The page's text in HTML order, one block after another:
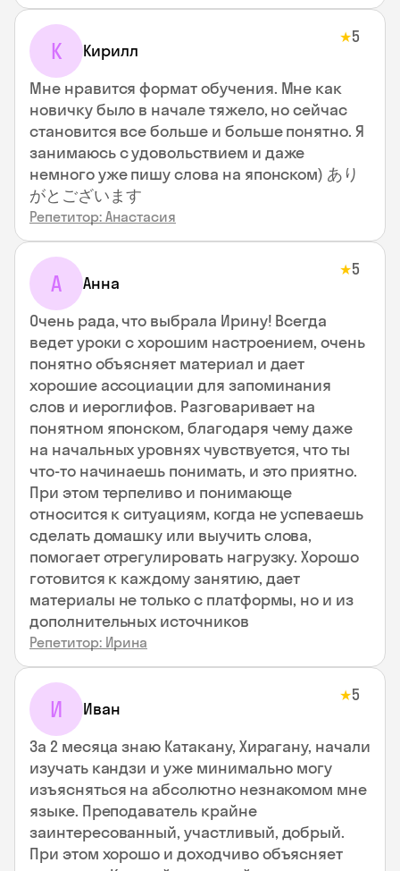
К Кирилл
★5
Мне нравится формат обучения. Мне как
новичку было в начале тяжело, но сейчас
становится все больше и больше понятно. Я
занимаюсь с удовольствием и даже
немного уже пишу слова на японском) あり
がとございます
Репетитор: Анастасия
А Анна
★5
Очень рада, что выбрала Ирину! Всегда
ведет уроки с хорошим настроением, очень
понятно объясняет материал и дает
хорошие ассоциации для запоминания
слов и иероглифов. Разговаривает на
понятном японском, благодаря чему даже
на начальных уровнях чувствуется, что ты
что-то начинаешь понимать, и это приятно.
При этом терпеливо и понимающе
относится к ситуациям, когда не успеваешь
сделать домашку или выучить слова,
помогает отрегулировать нагрузку. Хорошо
готовится к каждому занятию, дает
материалы не только с платформы, но и из
дополнительных источников
Репетитор: Ирина
И Иван
★5
За 2 месяца знаю Катакану, Хирагану, начали
изучать кандзи и уже минимально могу
изъясняться на абсолютно незнакомом мне
языке. Преподаватель крайне
заинтересованный, участливый, добрый.
При этом хорошо и доходчиво объясняет